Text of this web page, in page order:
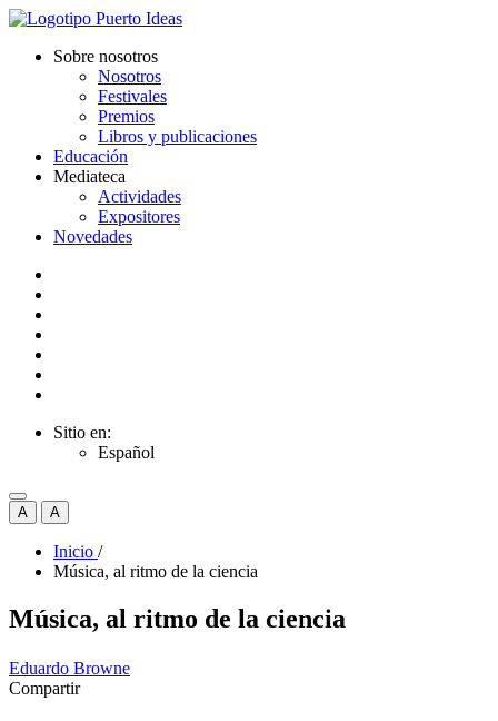
Sobre nosotros
Nosotros
Festivales
Premios
Libros y publicaciones
Educación
Mediateca
Actividades
Expositores
Novedades
Sitio en:
Español
A A
Inicio /
Música, al ritmo de la ciencia
Música, al ritmo de la ciencia
Eduardo Browne
Compartir